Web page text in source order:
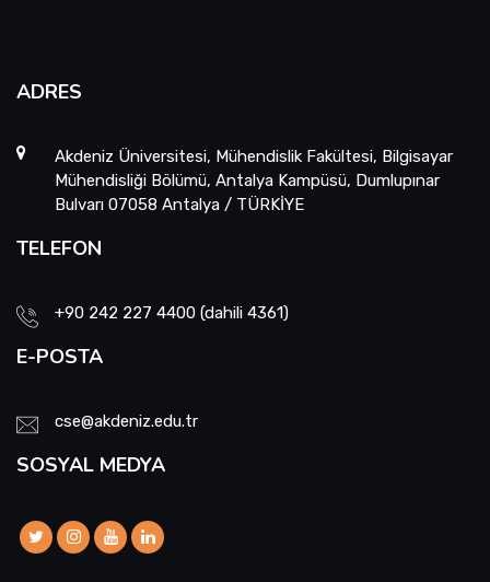
ADRES
Akdeniz Üniversitesi, Mühendislik Fakültesi, Bilgisayar
Mühendisliği Bölümü, Antalya Kampüsü, Dumlupınar
Bulvarı 07058 Antalya / TÜRKİYE
TELEFON
+90 242 227 4400 (dahili 4361)
E-POSTA
cse@akdeniz.edu.tr
SOSYAL MEDYA